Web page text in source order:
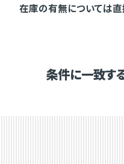
在庫の有無については
条件に一致す